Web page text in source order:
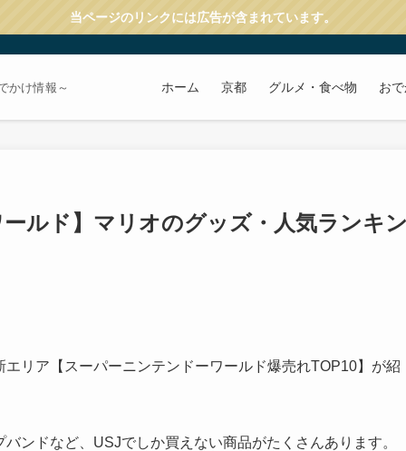
当ページのリンクには広告が含まれています。
かけ情報～ ホーム 京都 グルメ・食べ物 お
ールド】マリオのグッズ・人気ランキン
リア【スーパーニンテンドーワールド爆売れTOP10】が紹
ンドなど、USJでしか買えない商品がたくさんあります。